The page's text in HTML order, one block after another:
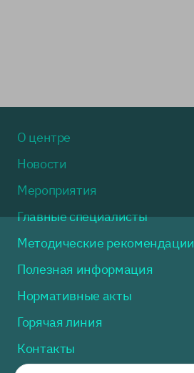
О центре
Новости
Мероприятия
Главные специалисты
Методические рекомендации
Полезная информация
Нормативные акты
Горячая линия
Контакты